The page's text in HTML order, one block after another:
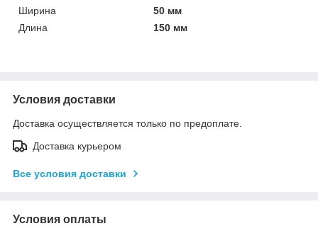
Ширина
50 мм
Длина
150 мм
Условия доставки
Доставка осуществляется только по предоплате.
Доставка курьером
Все условия доставки
Условия оплаты